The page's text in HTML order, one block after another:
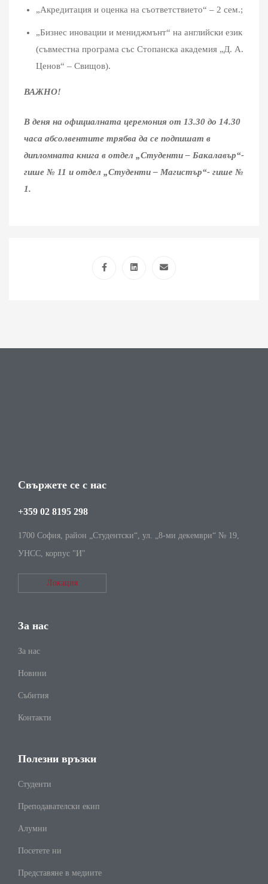
„Акредитация и оценка на съответствието“ – 2 сем.;
„Бизнес иновации и мениджмънт“ на английски език
(съвместна програма със Стопанска академия „Д. А.
Ценов“ – Свищов).
ВАЖНО!
В деня на официалната церемония от 13.30 до 14.30
часа абсолвентите трябва да се подпишат в
дипломната книга в отдел „Студенти – Бакалавър“-
гише № 11 и отдел „Студенти – Магистър“- гише №
1.
Свържете се с нас
+359 02 8195 298
1700 София, район „Студентски“, ул. „8-ми декември“ № 19,
УНСС, корпус "И"
Локация
За нас
За нас
Новини
Събития
Контакти
Полезни връзки
Студенти
Преподавателски екип
Алумни
Посетете ни
Представяне в медиите